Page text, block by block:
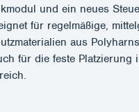
und ein neues
für regelmäßige,
aus
für die feste